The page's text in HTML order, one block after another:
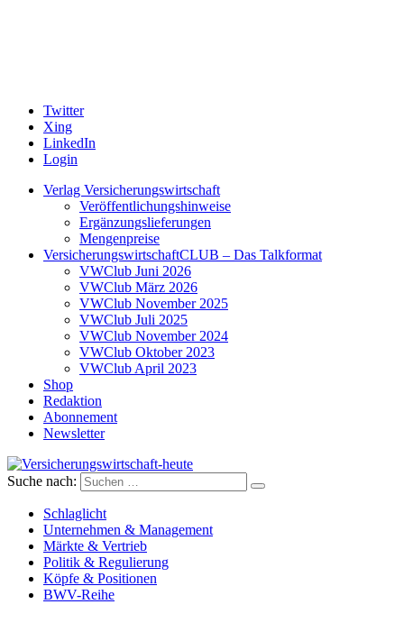
Twitter
Xing
LinkedIn
Login
Verlag Versicherungswirtschaft
Veröffentlichungshinweise
Ergänzungslieferungen
Mengenpreise
VersicherungswirtschaftCLUB – Das Talkformat
VWClub Juni 2026
VWClub März 2026
VWClub November 2025
VWClub Juli 2025
VWClub November 2024
VWClub Oktober 2023
VWClub April 2023
Shop
Redaktion
Abonnement
Newsletter
Versicherungswirtschaft-heute
Suche nach:
Schlaglicht
Unternehmen & Management
Märkte & Vertrieb
Politik & Regulierung
Köpfe & Positionen
BWV-Reihe